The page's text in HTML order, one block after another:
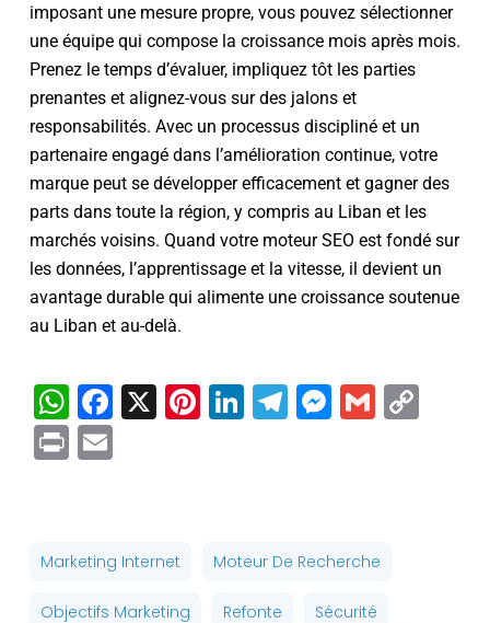
imposant une mesure propre, vous pouvez sélectionner
une équipe qui compose la croissance mois après mois.
Prenez le temps d’évaluer, impliquez tôt les parties
prenantes et alignez-vous sur des jalons et
responsabilités. Avec un processus discipliné et un
partenaire engagé dans l’amélioration continue, votre
marque peut se développer efficacement et gagner des
parts dans toute la région, y compris au Liban et les
marchés voisins. Quand votre moteur SEO est fondé sur
les données, l’apprentissage et la vitesse, il devient un
avantage durable qui alimente une croissance soutenue
au Liban et au-delà.
WhatsApp
Facebook
X Pinterest
LinkedIn
Telegram
Gmail
PrintEmail
Marketing Internet Moteur De Recherche
Objectifs Marketing Refonte Sécurité